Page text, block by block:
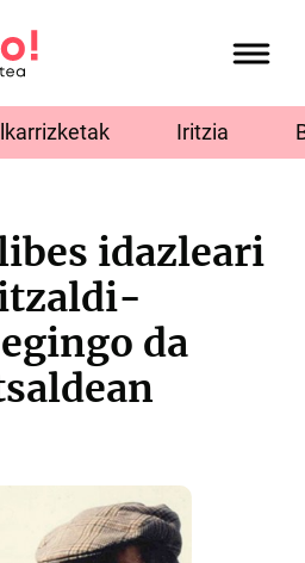
Iritzia
idazleari
da